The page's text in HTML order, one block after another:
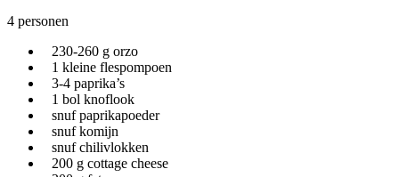
4 personen
230-260 g orzo
1 kleine flespompoen
3-4 paprika’s
1 bol knoflook
snuf paprikapoeder
snuf komijn
snuf chilivlokken
200 g cottage cheese